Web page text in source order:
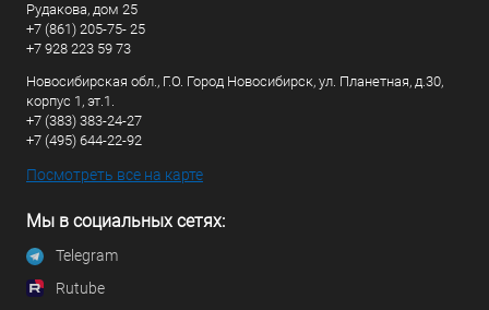
Рудакова, дом 25
+7 (861) 205-75- 25
+7 928 223 59 73
Новосибирская обл., Г.О. Город Новосибирск, ул. Планетная, д.30,
корпус 1, эт.1.
+7 (383) 383-24-27
+7 (495) 644-22-92
Посмотреть все на карте
Мы в социальных сетях:
Telegram
Rutube